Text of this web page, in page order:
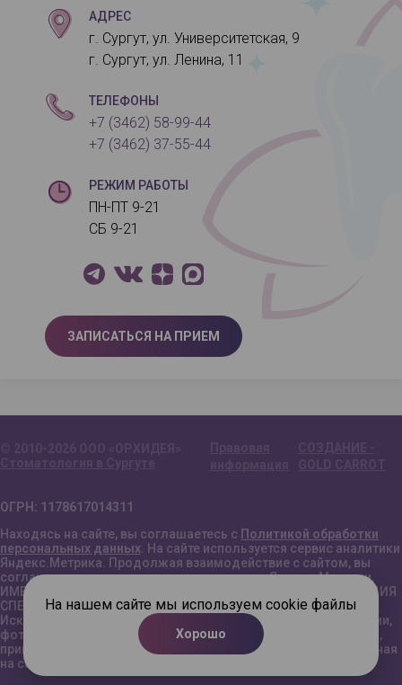
АДРЕС
г. Сургут, ул. Университетская, 9
г. Сургут, ул. Ленина, 11
ТЕЛЕФОНЫ
+7 (3462) 58-99-44
+7 (3462) 37-55-44
РЕЖИМ РАБОТЫ
ПН-ПТ 9-21
СБ 9-21
ЗАПИСАТЬСЯ НА ПРИЕМ
ОГРН: 1178617014311
Находясь на сайте, вы соглашаетесь с Политикой обработки
персональных данных . На сайте используется сервис аналитики
Яндекс.Метрика. Продолжая взаимодействие с сайтом, вы
соглашаетесь с условиями использования Яндекс.Метрики.
ИМЕЮТСЯ ПРОТИВОПОКАЗАНИЯ. НЕОБХОДИМА КОНСУЛЬТАЦИЯ
СПЕЦИАЛИСТА.
Исключительное право на все материалы (текст, иллюстрации,
фотографии и видео), размещенные на сайте orchid-dental.ru,
принадлежит ООО «Орхидея Плюс». Информация, размещенная
на сайте, не является публичной офертой.
На нашем сайте мы используем cookie файлы
Хорошо